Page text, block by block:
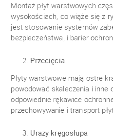
Montaż płyt warstwowych
wysokościach, co wiąże się z
jest stosowanie systemów
bezpieczeństwa, i barier
Przecięcia
Płyty warstwowe mają ostre
powodować skaleczenia i inne
odpowiednie rękawice
przechowywanie i transport płyt.
Urazy kręgosłupa